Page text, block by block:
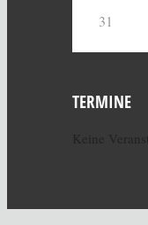
31
TERMINE